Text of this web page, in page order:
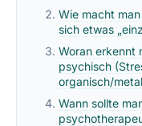
Wie macht
sich etwas
Woran erkennt
psychisch
organisch/
Wann sollte